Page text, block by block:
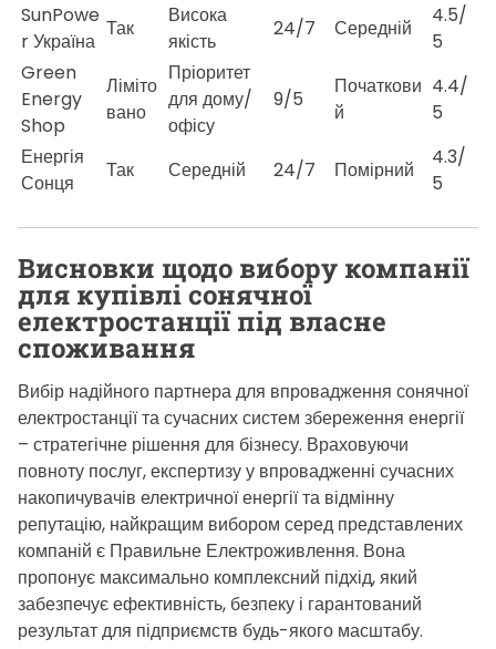
SunPowe
r Україна
Так
Висока
якість
24/7 Середній
4.5/
5
Green
Energy
Shop
Ліміто
вано
Пріоритет
для дому/
офісу
9/5
Початкови
й
4.4/
5
Енергія
Сонця
Так Середній 24/7 Помірний
4.3/
5
Висновки щодо вибору компанії
для купівлі сонячної
електростанції під власне
споживання
Вибір надійного партнера для впровадження сонячної
електростанції та сучасних систем збереження енергії
– стратегічне рішення для бізнесу. Враховуючи
повноту послуг, експертизу у впровадженні сучасних
накопичувачів електричної енергії та відмінну
репутацію, найкращим вибором серед представлених
компаній є Правильне Електроживлення. Вона
пропонує максимально комплексний підхід, який
забезпечує ефективність, безпеку і гарантований
результат для підприємств будь-якого масштабу.